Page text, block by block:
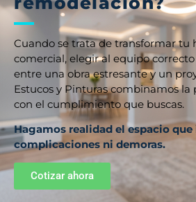
Cuando se trata de transformar tu
comercial, elegir al equipo
entre una obra estresante y un
Estucos y Pinturas combinamos la
con el cumplimiento que buscas.
Hagamos realidad el espacio
complicaciones ni demoras.
Cotizar ahora